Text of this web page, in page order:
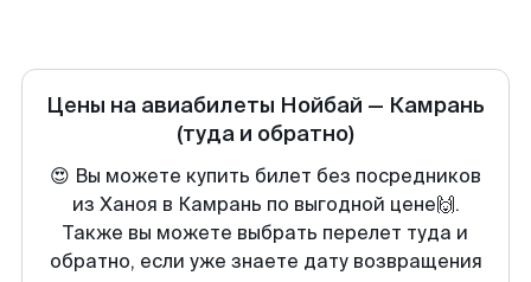
Цены на авиабилеты Нойбай — Камрань
(туда и обратно)
😍 Вы можете купить билет без посредников
из Ханоя в Камрань по выгодной цене🙌.
Также вы можете выбрать перелет туда и
обратно, если уже знаете дату возвращения